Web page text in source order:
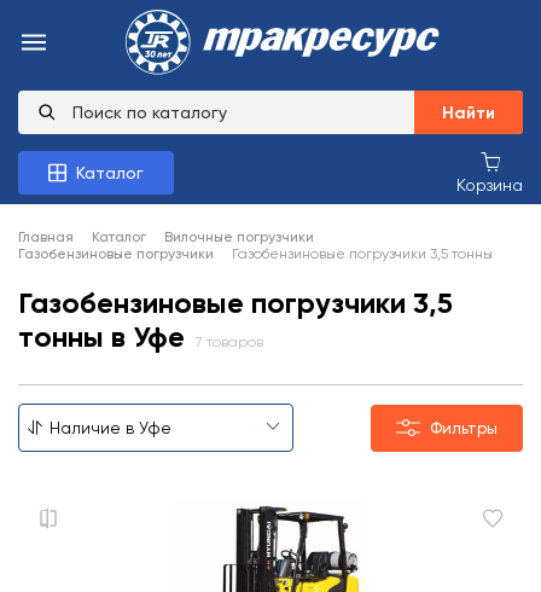
Найти
Каталог
Корзина
Главная Каталог
Вилочные погрузчики
Газобензиновые погрузчики
Газобензиновые погрузчики 3,5 тонны
Газобензиновые погрузчики 3,5
тонны в Уфе
7 товаров
Фильтры